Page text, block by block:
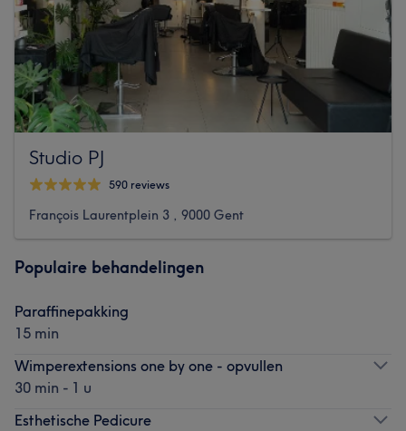
Studio PJ
590 reviews
François Laurentplein 3 , 9000 Gent
Populaire behandelingen
Paraffinepakking
15 min
Wimperextensions one by one - opvullen
30 min - 1 u
Esthetische Pedicure